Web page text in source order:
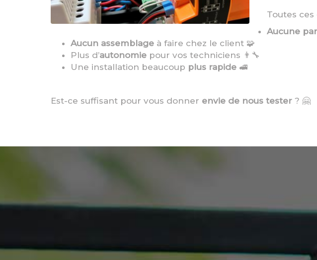
Toutes
Aucune
Aucun assemblage à faire chez le client 🧩
Plus d’autonomie pour vos techniciens 👨‍🔧
Une installation beaucoup plus rapide 🚅
Est-ce suffisant pour vous donner envie de nous tester ? 🤗